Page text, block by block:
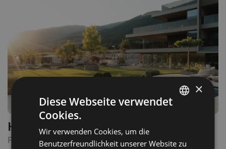
Hotel Solvie *****
PFALZEN
×
Diese Webseite verwendet
Cookies.
Wir verwenden Cookies, um die
Benutzerfreundlichkeit unserer Website zu